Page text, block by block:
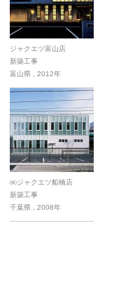
ジャクエツ富山店
新築工事
富山県
2012年
㈱ジャクエツ船橋店
新築工事
千葉県
2008年